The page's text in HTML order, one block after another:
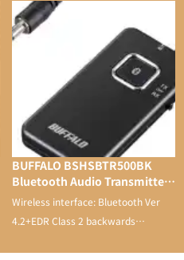
BUFFALO BSHSBTR500BK
Bluetooth Audio Transmitter
& Receiver with Low Latency
Wireless interface: Bluetooth Ver
4.2+EDR Class 2 backwards